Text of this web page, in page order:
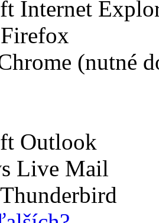
Internet
(nutné
Outlook
Live Mail